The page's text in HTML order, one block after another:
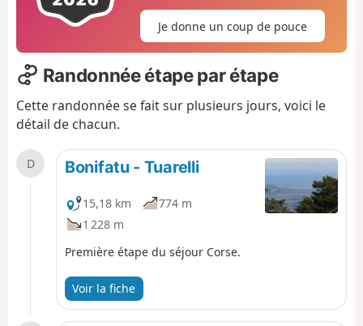
Je donne un coup de pouce
Randonnée étape par étape
Cette randonnée se fait sur plusieurs jours, voici le
détail de chacun.
D Bonifatu - Tuarelli
15,18 km
774 m
1 228 m
Première étape du séjour Corse.
Voir la fiche